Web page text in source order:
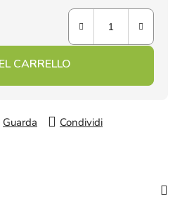
Guarda Condividi